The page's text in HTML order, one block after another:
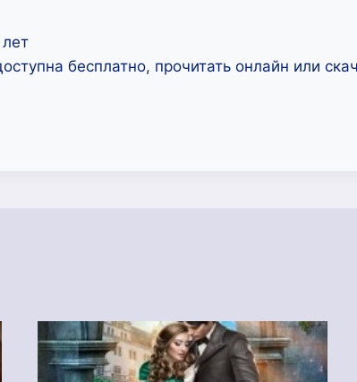
бесплатно, прочитать онлайн или